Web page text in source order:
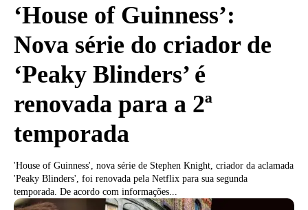
‘House of Guinness’:
Nova série do criador de
‘Peaky Blinders’ é
renovada para a 2ª
temporada
'House of Guinness', nova série de Stephen Knight, criador da aclamada
'Peaky Blinders', foi renovada pela Netflix para sua segunda
temporada. De acordo com informações...